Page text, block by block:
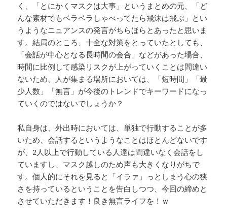
く、「とにかくマスクは大事」というまとめの元、「ど
んな素材でもベラベラしゃべってたら飛沫は飛ぶ」とい
うようなニュアンスの発言がちらほらとあったと思いま
す。結局のところ、十全な対策をとっていたとしても、
「会話が中心となる長時間の会合」などがあった場合、
時間に比例して感染リスクが上がっていくことは間違い
ないため、人が集まる場所においては、「短時間」「最
少人数」「無言」が今後のトレンドでキーワードになっ
ていくのではないでしょうか？
私自身は、外出時においては、単独で行動することが多
いため、会話するというようなことはほとんどないです
が、2人以上で行動している人達は間違いなく会話をし
ていますし、マスク越しのため声も大きくなりがちで
す。個人的にそれを見ると「イラァ」っとしまう心の狭
さを持っているということを告白しつつ、今回の締めと
させていただきます！良き無言ライフを！ｗ